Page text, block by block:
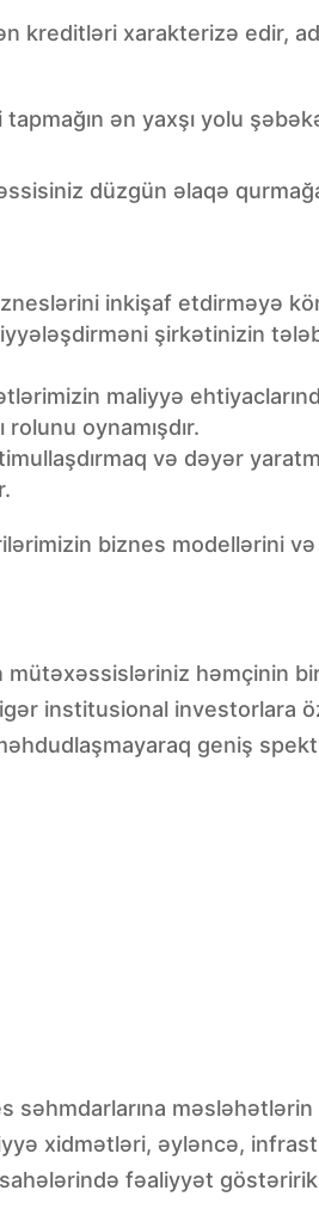
kreditləri xarakterizə edir,
ən yaxşı yolu
düzgün əlaqə
inkişaf etdirməyə
şirkətinizin
maliyyə
oynamışdır.
və dəyər
biznes modellərini
mütəxəssisləriniz həmçinin
institusional investorlara
geniş
səhmdarlarına
xidmətləri, əyləncə,
sahələrində fəaliyyət